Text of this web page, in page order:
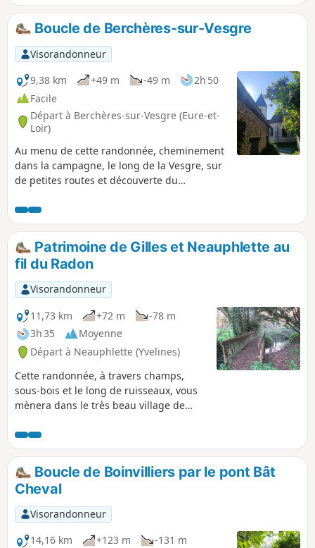
Boucle de Berchères-sur-Vesgre
Visorandonneur
9,38 km
+49 m -49 m
2h 50
Facile
Départ à Berchères-sur-Vesgre (Eure-et-
Loir)
Au menu de cette randonnée, cheminement
dans la campagne, le long de la Vesgre, sur
de petites routes et découverte du
Patrimoine de Gilles et Neauphlette au
fil du Radon
Visorandonneur
11,73 km
+72 m
-78 m
3h 35
Moyenne
Départ à Neauphlette (Yvelines)
Cette randonnée, à travers champs,
sous-bois et le long de ruisseaux, vous
mènera dans le très beau village de
surprenante "église" de Neauphlette.
Boucle de Boinvilliers par le pont Bât
Cheval
Visorandonneur
14,16 km
+123 m
-131 m